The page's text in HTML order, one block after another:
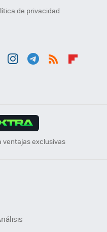
de privacidad
ventajas exclusivas